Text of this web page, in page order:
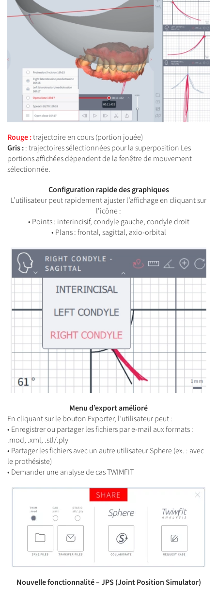
Rouge :trajectoire en cours (portion jouée)
Gris :: trajectoires sélectionnées pour la superposition Les
portions affichées dépendent de la fenêtre de mouvement
sélectionnée.
Configuration rapide des graphiques
L’utilisateur peut rapidement ajuster l’affichage en cliquant sur
l’icône :
• Points : interincisif, condyle gauche, condyle droit
• Plans : frontal, sagittal, axio-orbital
Menu d’export amélioré
En cliquant sur le bouton Exporter, l’utilisateur peut :
• Enregistrer ou partager les fichiers par e-mail aux formats :
.mod, .xml, .stl/.ply
• Partager les fichiers avec un autre utilisateur Sphere (ex. : avec
le prothésiste)
• Demander une analyse de cas TWIMFIT
Nouvelle fonctionnalité – JPS (Joint Position Simulator)